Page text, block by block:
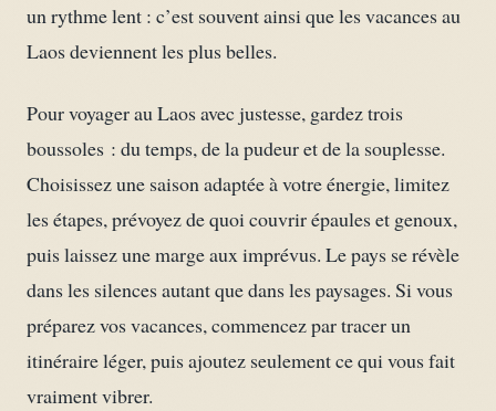
un rythme lent : c’est souvent ainsi que les vacances au
Laos deviennent les plus belles.
Pour voyager au Laos avec justesse, gardez trois
boussoles : du temps, de la pudeur et de la souplesse.
Choisissez une saison adaptée à votre énergie, limitez
les étapes, prévoyez de quoi couvrir épaules et genoux,
puis laissez une marge aux imprévus. Le pays se révèle
dans les silences autant que dans les paysages. Si vous
préparez vos vacances, commencez par tracer un
itinéraire léger, puis ajoutez seulement ce qui vous fait
vraiment vibrer.